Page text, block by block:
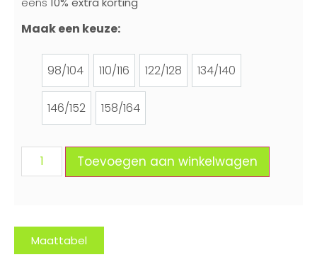
Maak een keuze:
98/104
98/104
110/116
110/116
122/128
122/128
134/140
134/140
146/152
146/152
158/164
158/164
Toevoegen aan winkelwagen
Maattabel